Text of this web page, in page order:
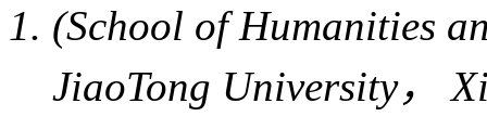
(School of Humanities
JiaoTong University，